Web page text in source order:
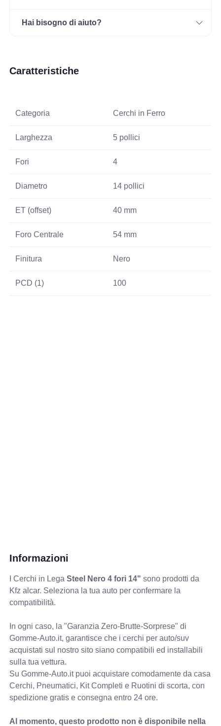
Hai bisogno di aiuto?
Caratteristiche
Categoria Cerchi in Ferro
Larghezza 5 pollici
Fori 4
Diametro 14 pollici
ET (offset) 40 mm
Foro Centrale 54 mm
Finitura Nero
PCD (1) 100
Informazioni
I Cerchi in LegaSteel Nero 4 fori 14" sono prodotti da
Kfz alcar. Seleziona la tua auto per confermare la
compatibilità.
In ogni caso, la "Garanzia Zero-Brutte-Sorprese" di
Gomme-Auto.it, garantisce che i cerchi per auto/suv
acquistati sul nostro sito siano compatibili ed installabili
sulla tua vettura.
Su Gomme-Auto.it puoi acquistare comodamente da casa
Cerchi, Pneumatici, Kit Completi e Ruotini di scorta, con
spedizione gratis e consegna entro 24 ore.
Al momento, questo prodotto non è disponibile nella